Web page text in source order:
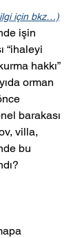
için bkz…)
işin
“ihaleyi
hakkı”
orman
barakası
villa,
bu